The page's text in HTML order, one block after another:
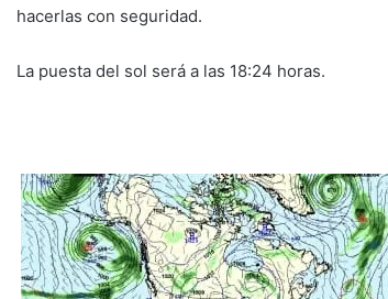
hacerlas con seguridad.
La puesta del sol será a las 18:24 horas.